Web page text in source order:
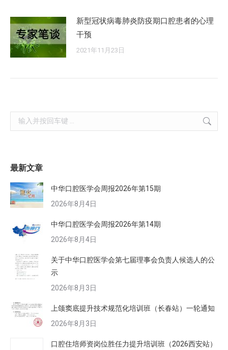
新型冠状病毒肺炎防疫期口腔患者的心理
干预
2021年11月23日
Search:
最新文章
中华口腔医学会周报2026年第15期
2026年8月4日
中华口腔医学会周报2026年第14期
2026年8月4日
关于中华口腔医学会第七届理事会负责人候选人的公
示
2026年8月3日
上颌窦底提升技术规范化培训班（长春站）一轮通知
2026年8月3日
口腔住培师资岗位胜任力提升培训班（2026西安站）